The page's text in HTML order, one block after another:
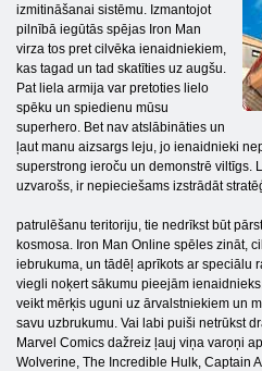
izmitināšanai sistēmu. Izmantojot
pilnībā iegūtās spējas Iron Man
virza tos pret cilvēka ienaidniekiem,
kas tagad un tad skatīties uz augšu.
Pat liela armija var pretoties lielo
spēku un spiedienu mūsu
superhero. Bet nav atslābināties un
ļaut manu aizsargs leju, jo ienaidnieki
superstrong ieroču un demonstrē viltīgs.
uzvarošs, ir nepieciešams izstrādāt
patrulēšanu teritoriju, tie nedrīkst būt
kosmosa. Iron Man Online spēles zināt,
iebrukuma, un tādēļ aprīkots ar speciālu
viegli noķert sākumu pieejām
veikt mērķis uguni uz ārvalstniekiem un
savu uzbrukumu. Vai labi puiši netrūkst
Marvel Comics dažreiz ļauj viņa varoņi
Wolverine, The Incredible Hulk, Captain